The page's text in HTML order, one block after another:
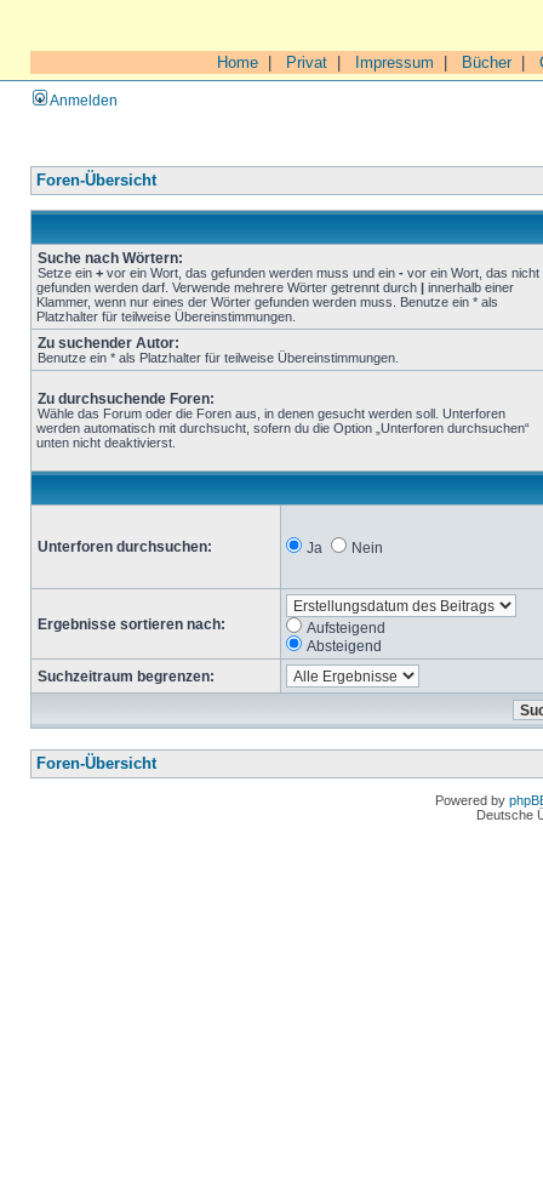
Home Privat Impressum Bücher|
Anmelden
Foren-Übersicht
Suche nach Wörtern:
Setze ein + vor ein Wort, das gefunden werden muss und ein - vor ein Wort, das nicht
gefunden werden darf. Verwende mehrere Wörter getrennt durch | innerhalb einer
Klammer, wenn nur eines der Wörter gefunden werden muss. Benutze ein * als
Platzhalter für teilweise Übereinstimmungen.
Zu suchender Autor:
Benutze ein * als Platzhalter für teilweise Übereinstimmungen.
Zu durchsuchende Foren:
Wähle das Forum oder die Foren aus, in denen gesucht werden soll. Unterforen
werden automatisch mit durchsucht, sofern du die Option „Unterforen durchsuchen“
unten nicht deaktivierst.
Unterforen durchsuchen: Ja Nein
Ergebnisse sortieren nach:
Aufsteigend
Absteigend
Suchzeitraum begrenzen:
Foren-Übersicht
Powered by
Deutsche